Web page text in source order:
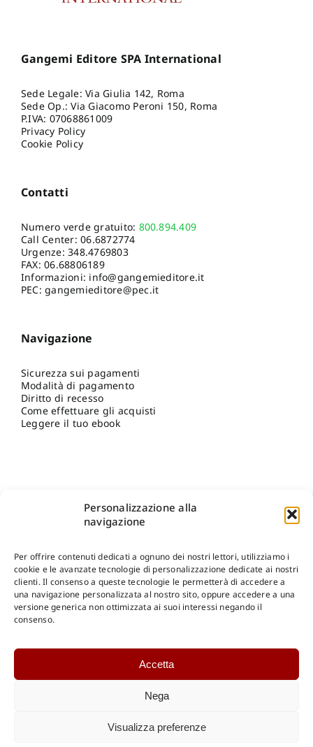
Personalizzazione alla
navigazione
Per offrire contenuti dedicati a ognuno dei nostri lettori, utilizziamo i
cookie e le avanzate tecnologie di personalizzazione dedicate ai nostri
clienti. Il consenso a queste tecnologie le permetterà di accedere a
una navigazione personalizzata al nostro sito, oppure accedere a una
versione generica non ottimizzata ai suoi interessi negando il
consenso.
Accetta
Nega
Visualizza preferenze
Gangemi Editore SPA International
Sede Legale: Via Giulia 142, Roma
Sede Op.: Via Giacomo Peroni 150, Roma
P.IVA: 07068861009
Privacy Policy
Cookie Policy
Contatti
Numero verde gratuito: 800.894.409
Call Center:06.6872774
Urgenze:348.4769803
FAX: 06.68806189
Informazioni: info@gangemieditore.it
PEC: gangemieditore@pec.it
Navigazione
Sicurezza sui pagamenti
Modalità di pagamento
Diritto di recesso
Come effettuare gli acquisti
Leggere il tuo ebook
Shop Gangemi Editore-Pagamenti Sicuri e anche Rateali
Catalogo Internazionale
DOWNLOAD
Catalogo Internazionale